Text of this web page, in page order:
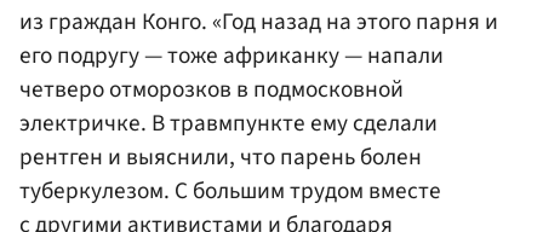
из граждан Конго. «Год назад на этого парня и
его подругу — тоже африканку — напали
четверо отморозков в подмосковной
электричке. В травмпункте ему сделали
рентген и выяснили, что парень болен
туберкулезом. С большим трудом вместе